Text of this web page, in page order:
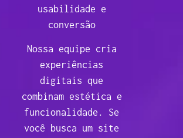
usabilidade e
conversão
Nossa equipe cria
experiências
digitais que
combinam estética e
funcionalidade. Se
você busca um site